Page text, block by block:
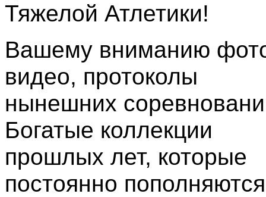
Тяжелой Атлетики!
Вашему вниманию
видео, протоколы
нынешних
Богатые коллекции
прошлых лет, которые
постоянно